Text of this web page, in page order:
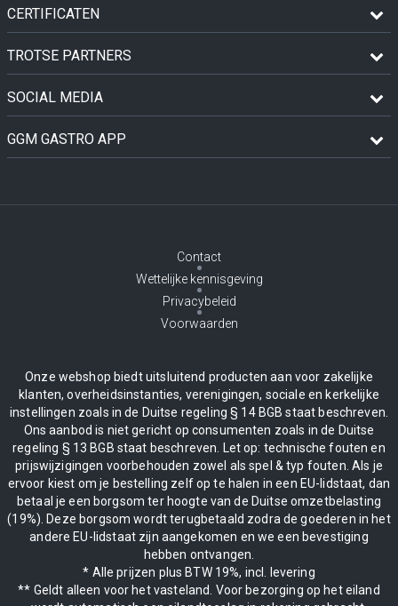
CERTIFICATEN
TROTSE PARTNERS
SOCIAL MEDIA
GGM GASTRO APP
Contact
Wettelijke kennisgeving
Privacybeleid
Voorwaarden
Onze webshop biedt uitsluitend producten aan voor zakelijke
klanten, overheidsinstanties, verenigingen, sociale en kerkelijke
instellingen zoals in de Duitse regeling § 14 BGB staat beschreven.
Ons aanbod is niet gericht op consumenten zoals in de Duitse
regeling § 13 BGB staat beschreven. Let op: technische fouten en
prijswijzigingen voorbehouden zowel als spel & typ fouten. Als je
ervoor kiest om je bestelling zelf op te halen in een EU-lidstaat, dan
betaal je een borgsom ter hoogte van de Duitse omzetbelasting
(19%). Deze borgsom wordt terugbetaald zodra de goederen in het
andere EU-lidstaat zijn aangekomen en we een bevestiging
hebben ontvangen.
* Alle prijzen plus BTW 19%, incl. levering
** Geldt alleen voor het vasteland. Voor bezorging op het eiland